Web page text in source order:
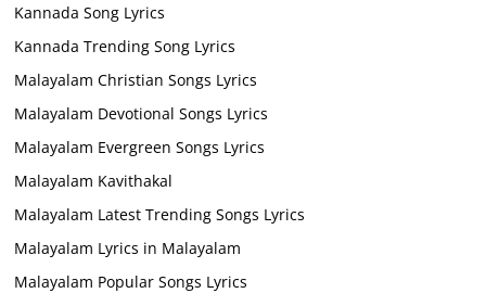
Kannada Song Lyrics
Kannada Trending Song Lyrics
Malayalam Christian Songs Lyrics
Malayalam Devotional Songs Lyrics
Malayalam Evergreen Songs Lyrics
Malayalam Kavithakal
Malayalam Latest Trending Songs Lyrics
Malayalam Lyrics in Malayalam
Malayalam Popular Songs Lyrics